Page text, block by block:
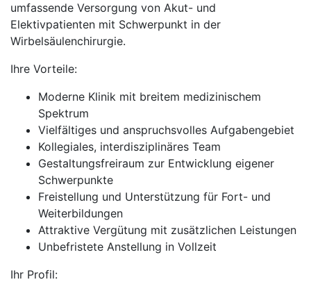
umfassende Versorgung von Akut- und
Elektivpatienten mit Schwerpunkt in der
Wirbelsäulenchirurgie.
Ihre Vorteile:
Moderne Klinik mit breitem medizinischem
Spektrum
Vielfältiges und anspruchsvolles Aufgabengebiet
Kollegiales, interdisziplinäres Team
Gestaltungsfreiraum zur Entwicklung eigener
Schwerpunkte
Freistellung und Unterstützung für Fort- und
Weiterbildungen
Attraktive Vergütung mit zusätzlichen Leistungen
Unbefristete Anstellung in Vollzeit
Ihr Profil: